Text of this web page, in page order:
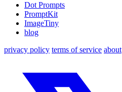
Dot Prompts
PromptKit
ImageTiny
blog
privacy policy terms of service about